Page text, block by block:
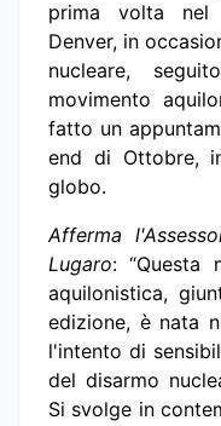
prima volta nel
Denver, in
nucleare,
movimento
fatto un
end di Ottobre,
globo.
Afferma
Lugaro: “Questa
aquilonistica,
edizione, è nata
l'intento di
del disarmo
Si svolge in